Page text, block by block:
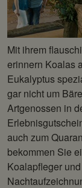
Mit ihrem
erinnern Koalas
Eukalyptus
gar nicht um
Artgenossen in
auch zum
bekommen Sie
Koalapfleger